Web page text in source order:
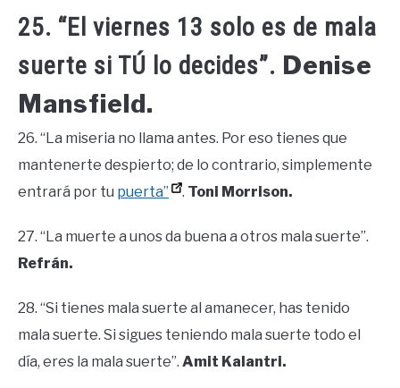
25. “El viernes 13 solo es de mala
suerte si TÚ lo decides”. Denise
Mansfield.
26. “La miseria no llama antes. Por eso tienes que
mantenerte despierto; de lo contrario, simplemente
entrará por tu puerta” . Toni Morrison.
27. “La muerte a unos da buena a otros mala suerte”.
Refrán.
28. “Si tienes mala suerte al amanecer, has tenido
mala suerte. Si sigues teniendo mala suerte todo el
día, eres la mala suerte”. Amit Kalantri.